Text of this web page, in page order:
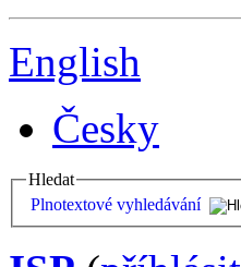
English
Česky
Hledat
Plnotextové vyhledávání